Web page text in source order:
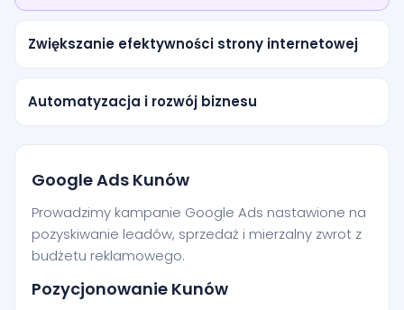
Zwiększanie efektywności strony internetowej
Automatyzacja i rozwój biznesu
Google Ads Kunów
Prowadzimy kampanie Google Ads nastawione na
pozyskiwanie leadów, sprzedaż i mierzalny zwrot z
budżetu reklamowego.
Pozycjonowanie Kunów